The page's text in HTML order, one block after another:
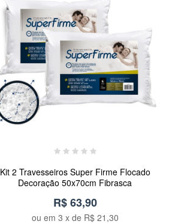
Kit 2 Travesseiros Super Firme Flocado
Decoração 50x70cm Fibrasca
R$ 63,90
ou em 3 x de R$ 21,30